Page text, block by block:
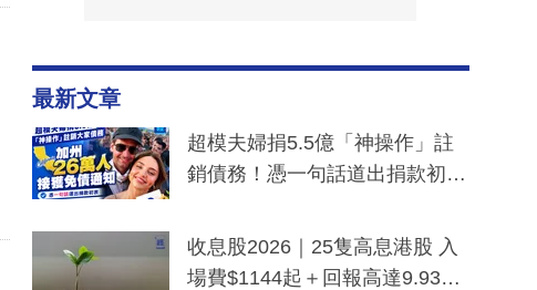
最新文章
超模夫婦捐5.5億「神操作」註
銷債務！憑一句話道出捐款初
一度被誤當詐騙手段
收息股2026｜25隻高息港股 入
場費$1144起＋回報高達9.93